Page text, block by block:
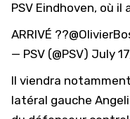
PSV Eindhoven, où il
ARRIVÉ ??
— PSV (@PSV) July
Il viendra
latéral gauche